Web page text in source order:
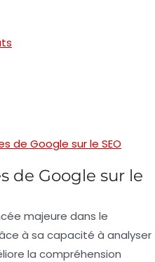
de Google sur le SEO
de Google sur le
majeure dans le
à sa capacité à analyser
la compréhension